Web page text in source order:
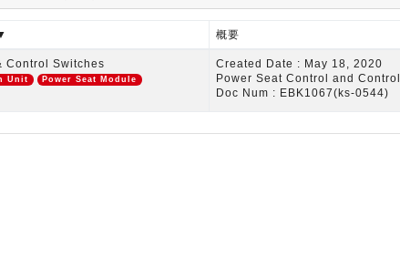
概要
Control Switches
Unit Power Seat Module
Created Date : May 18, 2020
Power Seat Control and
Doc Num : EBK1067(ks-0544)